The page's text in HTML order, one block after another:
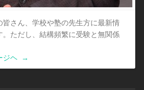
皆さん、学校や塾の先生方に最新情
。ただし、結構頻繁に受験と無関係
ジヘ
→